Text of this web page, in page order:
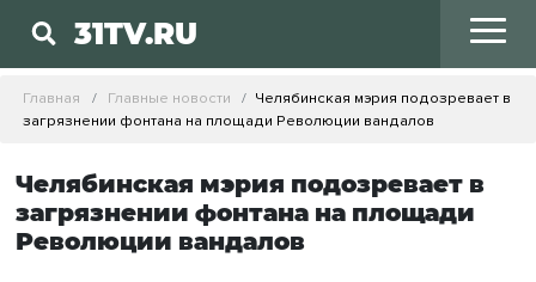
31TV.RU
Главная Главные новости
Челябинская мэрия подозревает в
загрязнении фонтана на площади Революции вандалов
Челябинская мэрия подозревает в
загрязнении фонтана на площади
Революции вандалов